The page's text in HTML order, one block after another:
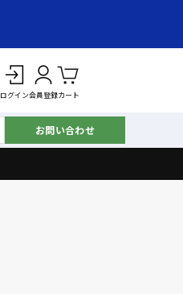
ログイン会員登録カート
お問い合わせ